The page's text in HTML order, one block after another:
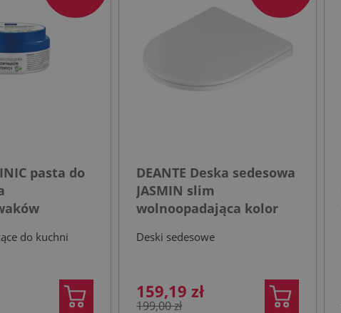
pasta do
do kuchni
DEANTE Deska sedesowa
JASMIN slim
wolnoopadająca kolor
Deski sedesowe
159,19 zł
199,00 zł